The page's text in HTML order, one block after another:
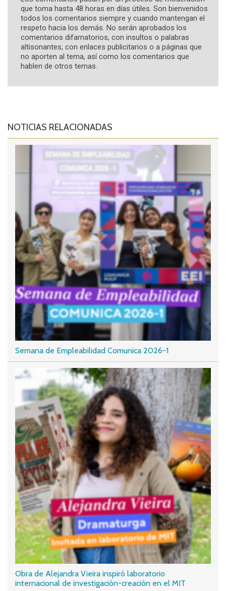
que toma hasta 48 horas en días útiles. Son bienvenidos
todos los comentarios siempre y cuando mantengan el
respeto hacia los demás. No serán aprobados los
comentarios difamatorios, con insultos o palabras
altisonantes, con enlaces publicitarios o a páginas que
no aporten al tema, así como los comentarios que
hablen de otros temas.
NOTICIAS RELACIONADAS
Semana de Empleabilidad Comunica 2026-1
Obra de Alejandra Vieira inspiró laboratorio
internacional de investigación-creación en el MIT